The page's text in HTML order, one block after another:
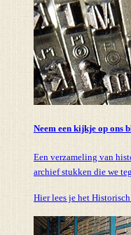
Neem een kijkje op ons
Een verzameling van
archief stukken die we
Hier lees je het Historisch